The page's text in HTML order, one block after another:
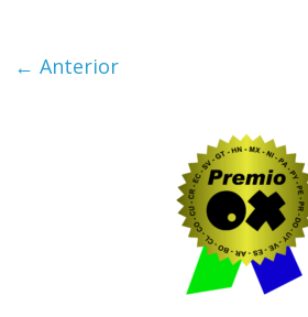
← Anterior